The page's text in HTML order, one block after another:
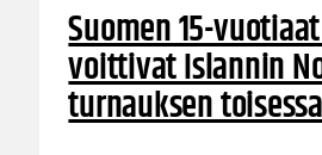
Suomen 15-
voittivat Islannin
turnauksen